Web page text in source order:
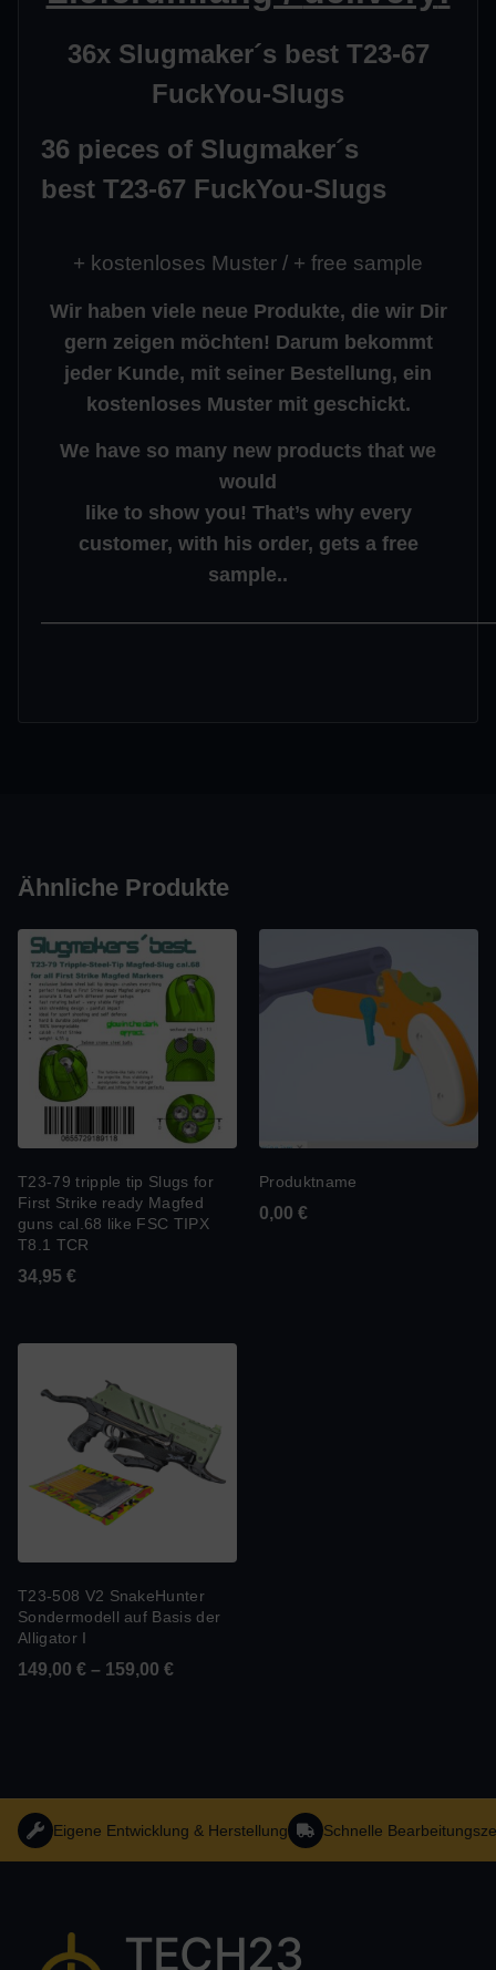
36x Slugmaker´s best T23-67
FuckYou-Slugs
36 pieces of Slugmaker´s
best T23-67 FuckYou-Slugs
+ kostenloses Muster / + free sample
Wir haben viele neue Produkte, die wir Dir
gern zeigen möchten! Darum bekommt
jeder Kunde, mit seiner Bestellung, ein
kostenloses Muster mit geschickt.
We have so many new products that we
would
like to show you! That’s why every
customer, with his order, gets a free
sample..
Ähnliche Produkte
T23-79 tripple tip Slugs for
First Strike ready Magfed
guns cal.68 like FSC TIPX
T8.1 TCR
34,95 €
Produktname
0,00 €
T23-508 V2 SnakeHunter
Sondermodell auf Basis der
Alligator I
149,00 € – 159,00 €
Eigene Entwicklung & Herstellung Schnelle
TECH23